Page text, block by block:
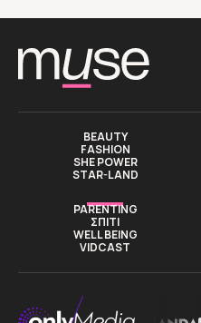
BEAUTY
FASHION
SHE POWER
STAR-LAND
PARENTING
ΣΠΙΤΙ
WELL BEING
VIDCAST